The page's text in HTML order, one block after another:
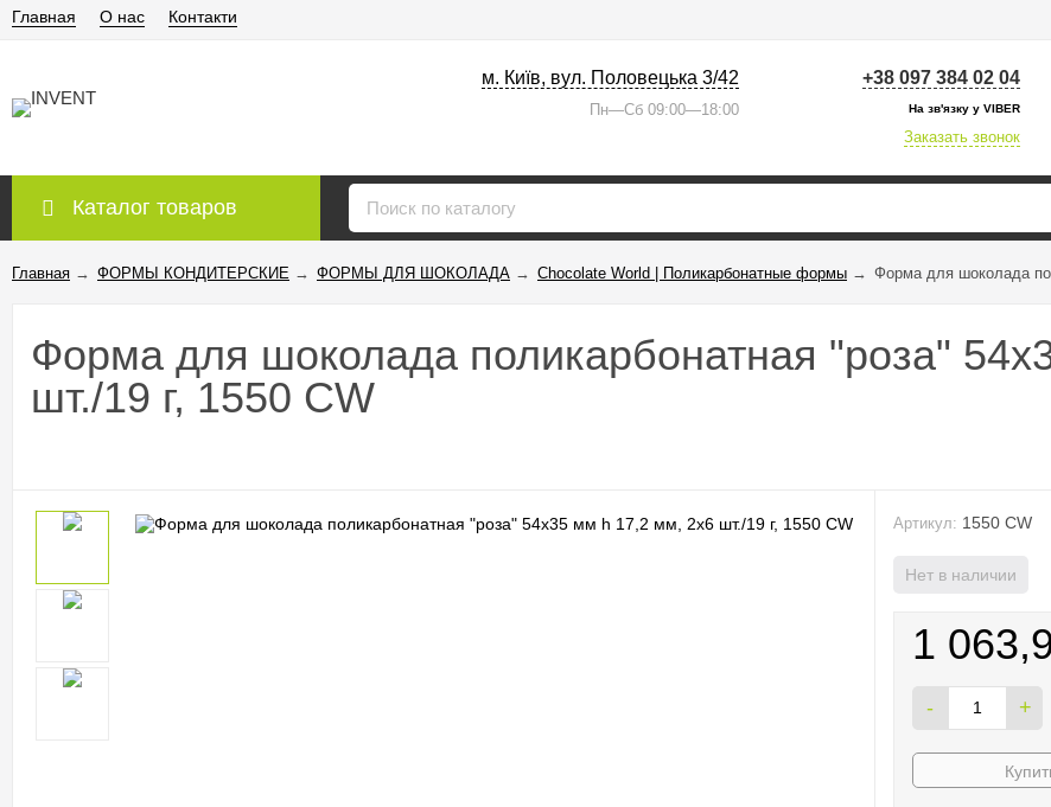
Главная О нас Контакти
м. Київ, вул. Половецька 3/42
Пн—Сб 09:00—18:00
+38 097 384 02 04
На зв'язку у VIBER
Заказать звонок
Каталог товаров
Главная → ФОРМЫ КОНДИТЕРСКИЕ → ФОРМЫ ДЛЯ ШОКОЛАДА → Chocolate World | Поликарбонатные формы → Форма для шоколада
Форма для шоколада поликарбонатная "роза"
шт./19 г, 1550 CW
Артикул: 1550 CW
Нет в наличии
1
- +